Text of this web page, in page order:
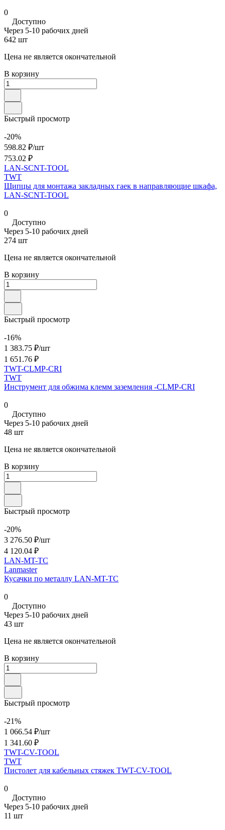
0
Доступно
Через 5-10 рабочих дней
642 шт
Цена не является окончательной
В корзину
Быстрый просмотр
-20%
598.82 ₽/шт
753.02 ₽
LAN-SCNT-TOOL
TWT
Щипцы для монтажа закладных гаек в направляющие шкафа,
LAN-SCNT-TOOL
0
Доступно
Через 5-10 рабочих дней
274 шт
Цена не является окончательной
В корзину
Быстрый просмотр
-16%
1 383.75 ₽/шт
1 651.76 ₽
TWT-CLMP-CRI
TWT
Инструмент для обжима клемм заземления -CLMP-CRI
0
Доступно
Через 5-10 рабочих дней
48 шт
Цена не является окончательной
В корзину
Быстрый просмотр
-20%
3 276.50 ₽/шт
4 120.04 ₽
LAN-MT-TC
Lanmaster
Кусачки по металлу LAN-MT-TC
0
Доступно
Через 5-10 рабочих дней
43 шт
Цена не является окончательной
В корзину
Быстрый просмотр
-21%
1 066.54 ₽/шт
1 341.60 ₽
TWT-CV-TOOL
TWT
Пистолет для кабельных стяжек TWT-CV-TOOL
0
Доступно
Через 5-10 рабочих дней
11 шт